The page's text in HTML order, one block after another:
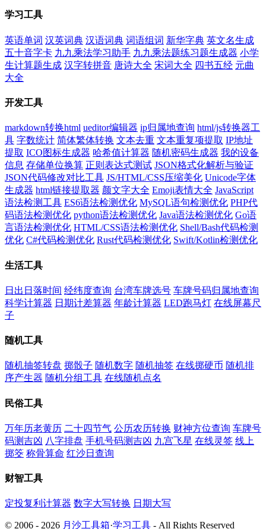
学习工具
英语单词 汉英词典 汉语词典 词语组词 新华字典 英文名生成
五十音字卡 九九乘法学习助手 九九乘法题练习题生成器 小学
生计算题生成 汉字转拼音 唐诗大全 宋词大全 四书五经 元曲
大全
开发工具
markdown转换html ueditor编辑器 ip归属地查询 html/js转换器工
具 字数统计 简体繁体转换 文本去重 文本重复项提取 IP地址
提取 ICO图标生成器 哈希值计算器 随机密码生成器 我的设备
信息 存储单位换算 正则表达式测试 JSON格式化解析与验证
JSON代码修改对比工具 JS/HTML/CSS压缩美化 Unicode字体
生成器 html链接提取器 颜文字大全 Emoji表情大全 JavaScript
语法检测工具 ES6语法检测优化 MySQL语句检测优化 PHP代
码语法检测优化 python语法检测优化 Java语法检测优化 Go语
言语法检测优化 HTML/CSS语法检测优化 Shell/Bash代码检测
优化 C#代码检测优化 Rust代码检测优化 Swift/Kotlin检测优化
生活工具
日出日落时间 经纬度查询 台湾车牌选号 车牌号码归属地查询
科学计算器 日期计差算器 年龄计算器 LED跑马灯 在线屏幕尺
子
随机工具
随机抽签转盘 掷骰子 随机数字 随机抽签 在线掷硬币 随机排
序产生器 随机分组工具 在线随机点名
民俗工具
万年历老黄历 二十四节气 公历农历转换 财神方位查询 车牌号
码测吉凶 八字排盘 手机号码测吉凶 九宫飞星 在线灵签 线上
掷筊 称骨算命 红沙日查询
财智工具
定投复利计算器 数字大写转换 日期大写
© 2006 - 2026 月沙工具箱·学习工具 - All Rights Reserved